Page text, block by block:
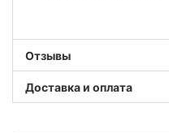
Отзывы
Доставка и оплата